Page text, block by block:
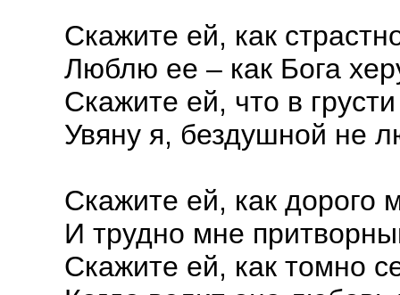
Скажите ей, как
Люблю ее – как Бога
Скажите ей, что в
Увяну я, бездушной не
Скажите ей, как дорого
И трудно мне
Скажите ей, как томно